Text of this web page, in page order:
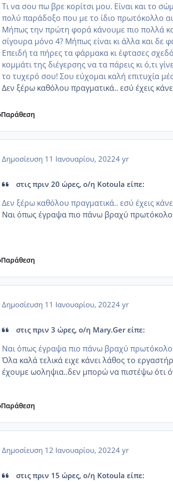
Τι να σου πω βρε κορίτσι μου. Είναι και το
πολύ παράδοξο που με το ίδιο πρωτόκολλο
Μήπως την πρώτη φορά κάνουμε πιο πολλά
σίγουρα μόνο 4? Μήπως είναι κι άλλα και δε
Επειδή τα πήρες τα φάρμακα κι έφτασες
κομμάτι της διέγερσης να τα πάρεις κι ό,τι
το τυχερό σου! Σου εύχομαι καλή επιτυχία
Δεν ξέρω καθόλου πραγματικά.. εσύ έχεις
Παράθεση
Δημοσίευση 11 Ιανουαρίου, 20224 yr
στις πριν 20 ώρες, ο/η Kotoula είπε:
Δεν ξέρω καθόλου πραγματικά.. εσύ έχεις
Ναι όπως έγραψα πιο πάνω βραχύ
Παράθεση
Δημοσίευση 11 Ιανουαρίου, 20224 yr
στις πριν 3 ώρες, ο/η Mary.Ger είπε:
Ναι όπως έγραψα πιο πάνω βραχύ
Όλα καλά τελικά ειχε κάνει λάθος το
έχουμε ωοληψια..δεν μπορώ να πιστέψω ότι
Παράθεση
Δημοσίευση 12 Ιανουαρίου, 20224 yr
στις πριν 15 ώρες, ο/η Kotoula είπε: